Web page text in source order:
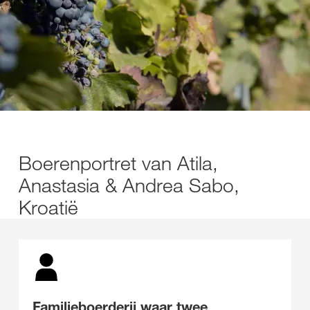
Boerenportret van Atila,
Anastasia & Andrea Sabo,
Kroatië